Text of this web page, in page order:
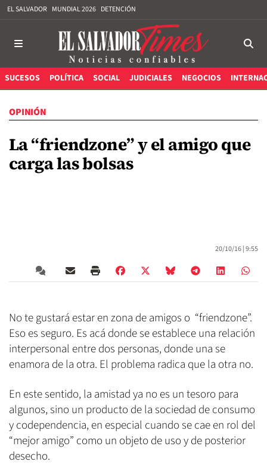
EL SALVADOR MUNDIAL 2026 DETENCIÓN
SUCESOS POLÍTICA SOCIAL JUDICIALES NEGOCIOS
OPINIÓN
La “friendzone” y el amigo que
carga las bolsas
20/10/16 |9:55
No te gustará estar en zona de amigos o “friendzone”.
Eso es seguro. Es acá donde se establece una relación
interpersonal entre dos personas, donde una se
enamora de la otra. El problema radica que la otra no.
En este sentido, la amistad ya no es un tesoro para
algunos, sino un producto de la sociedad de consumo
y codependencia, en especial cuando se cae en rol del
“mejor amigo” como un objeto de uso y de posterior
desecho.